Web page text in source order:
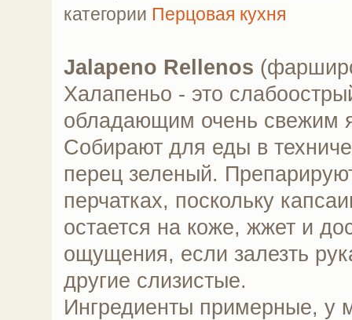
категории Перцовая кухня
Jalapeno Rellenos
Халапеньо - это
обладающим очень свежим
Собирают для еды в
перец зеленый.
перчатках, поскольку
остается на коже, жжет и
ощущения, если залезть
другие слизистые.
Ингредиенты примерные, у